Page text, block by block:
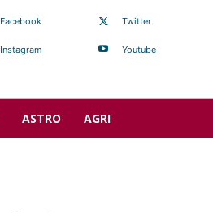
Facebook
Instagram
Twitter
Youtube
ASTRO AGRI